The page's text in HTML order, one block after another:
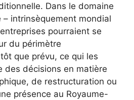
Dans le domaine
intrinsèquement mondial
pourraient se
du périmètre
que prévu, ce qui les
des décisions en matière
de restructuration ou
présence au Royaume-